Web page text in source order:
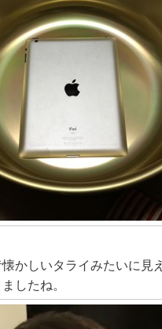
かしいタライみたいに見
したね。